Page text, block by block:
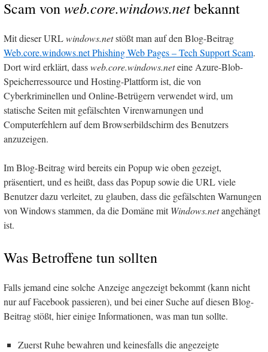
Scam vonweb.core.windows.netbekannt
Mit dieser URLwindows.netstößt man auf den Blog-Beitrag
Web.core.windows.net Phishing Web Pages – Tech Support Scam.
Dort wird erklärt, dassweb.core.windows.neteine Azure-Blob-
Speicherressource und Hosting-Plattform ist, die von
Cyberkriminellen und Online-Betrügern verwendet wird, um
statische Seiten mit gefälschten Virenwarnungen und
Computerfehlern auf dem Browserbildschirm des Benutzers
anzuzeigen.
Im Blog-Beitrag wird bereits ein Popup wie oben gezeigt,
präsentiert, und es heißt, dass das Popup sowie die URL viele
Benutzer dazu verleitet, zu glauben, dass die gefälschten Warnungen
von Windows stammen, da die Domäne mitWindows.netangehängt
ist.
Was Betroffene tun sollten
Falls jemand eine solche Anzeige angezeigt bekommt (kann nicht
nur auf Facebook passieren), und bei einer Suche auf diesen Blog-
Beitrag stößt, hier einige Informationen, was man tun sollte.
Zuerst Ruhe bewahren und keinesfalls die angezeigte